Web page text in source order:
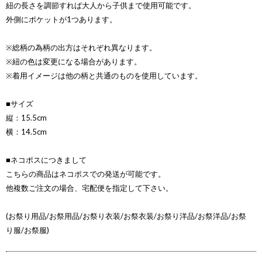
紐の長さを調節すれば大人から子供まで使用可能です。
外側にポケットが1つあります。
※総柄の為柄の出方はそれぞれ異なります。
※紐の色は変更になる場合があります。
※着用イメージは他の柄と共通のものを使用しています。
■サイズ
縦：15.5cm
横：14.5cm
■ネコポスにつきまして
こちらの商品はネコポスでの発送が可能です。
他複数ご注文の場合、宅配便を指定して下さい。
(お祭り用品/お祭用品/お祭り衣装/お祭衣装/お祭り洋品/お祭洋品/お祭
り服/お祭服)